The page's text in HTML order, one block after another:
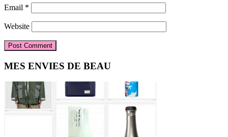
Email *
Website
Primary
Sidebar
MES ENVIES DE BEAU